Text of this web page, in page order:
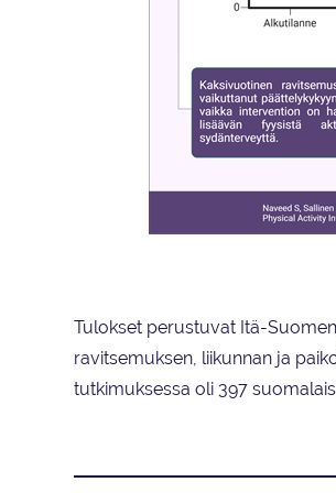
Tulokset perustuvat Itä-
ravitsemuksen, liikunnan ja
tutkimuksessa oli 397